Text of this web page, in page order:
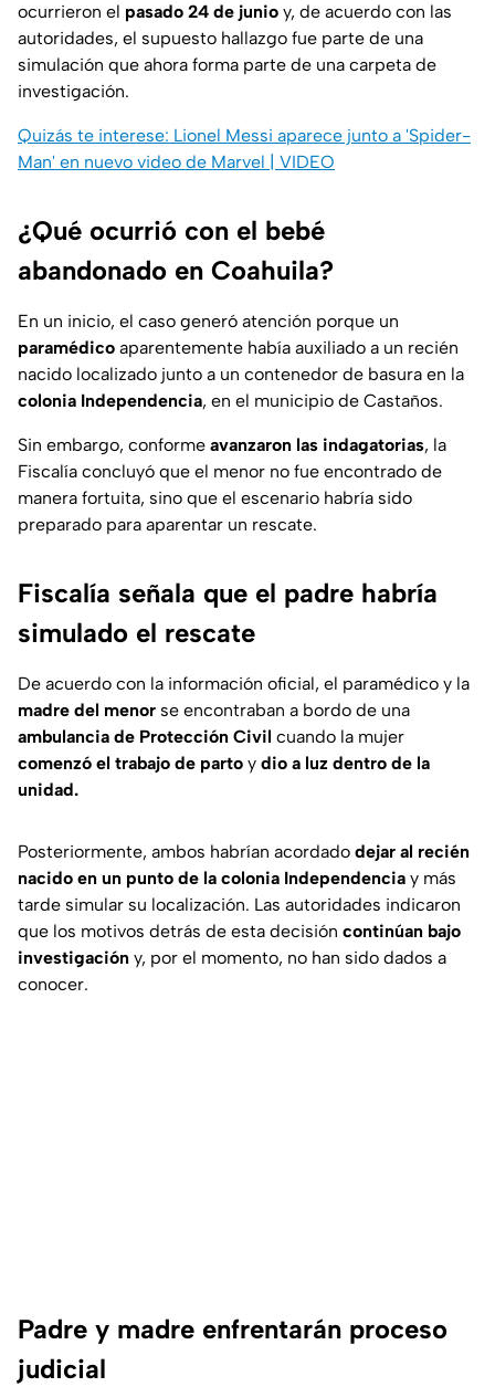
ocurrieron el pasado 24 de junio y, de acuerdo con las
autoridades, el supuesto hallazgo fue parte de una
simulación que ahora forma parte de una carpeta de
investigación.
Quizás te interese: Lionel Messi aparece junto a 'Spider-
Man' en nuevo video de Marvel | VIDEO
¿Qué ocurrió con el bebé
abandonado en Coahuila?
En un inicio, el caso generó atención porque un
paramédico aparentemente había auxiliado a un recién
nacido localizado junto a un contenedor de basura en la
colonia Independencia, en el municipio de Castaños.
Sin embargo, conforme avanzaron las indagatorias, la
Fiscalía concluyó que el menor no fue encontrado de
manera fortuita, sino que el escenario habría sido
preparado para aparentar un rescate.
Fiscalía señala que el padre habría
simulado el rescate
De acuerdo con la información oficial, el paramédico y la
madre del menor se encontraban a bordo de una
ambulancia de Protección Civil cuando la mujer
comenzó el trabajo de parto y dio a luz dentro de la
unidad.
Posteriormente, ambos habrían acordado dejar al recién
nacido en un punto de la colonia Independencia y más
tarde simular su localización. Las autoridades indicaron
que los motivos detrás de esta decisión continúan bajo
investigación y, por el momento, no han sido dados a
conocer.
Padre y madre enfrentarán proceso
judicial